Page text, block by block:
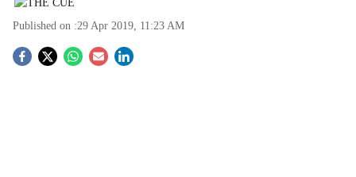
Published on :29 Apr 2019, 11:23 AM
S